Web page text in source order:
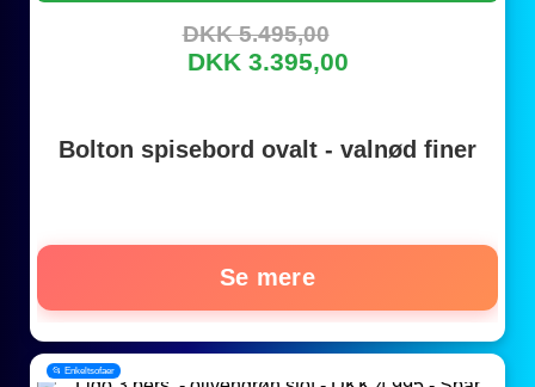
DKK 5.495,00
DKK 3.395,00
Bolton spisebord ovalt - valnød finer
Se mere
📂 Enkeltsofaer